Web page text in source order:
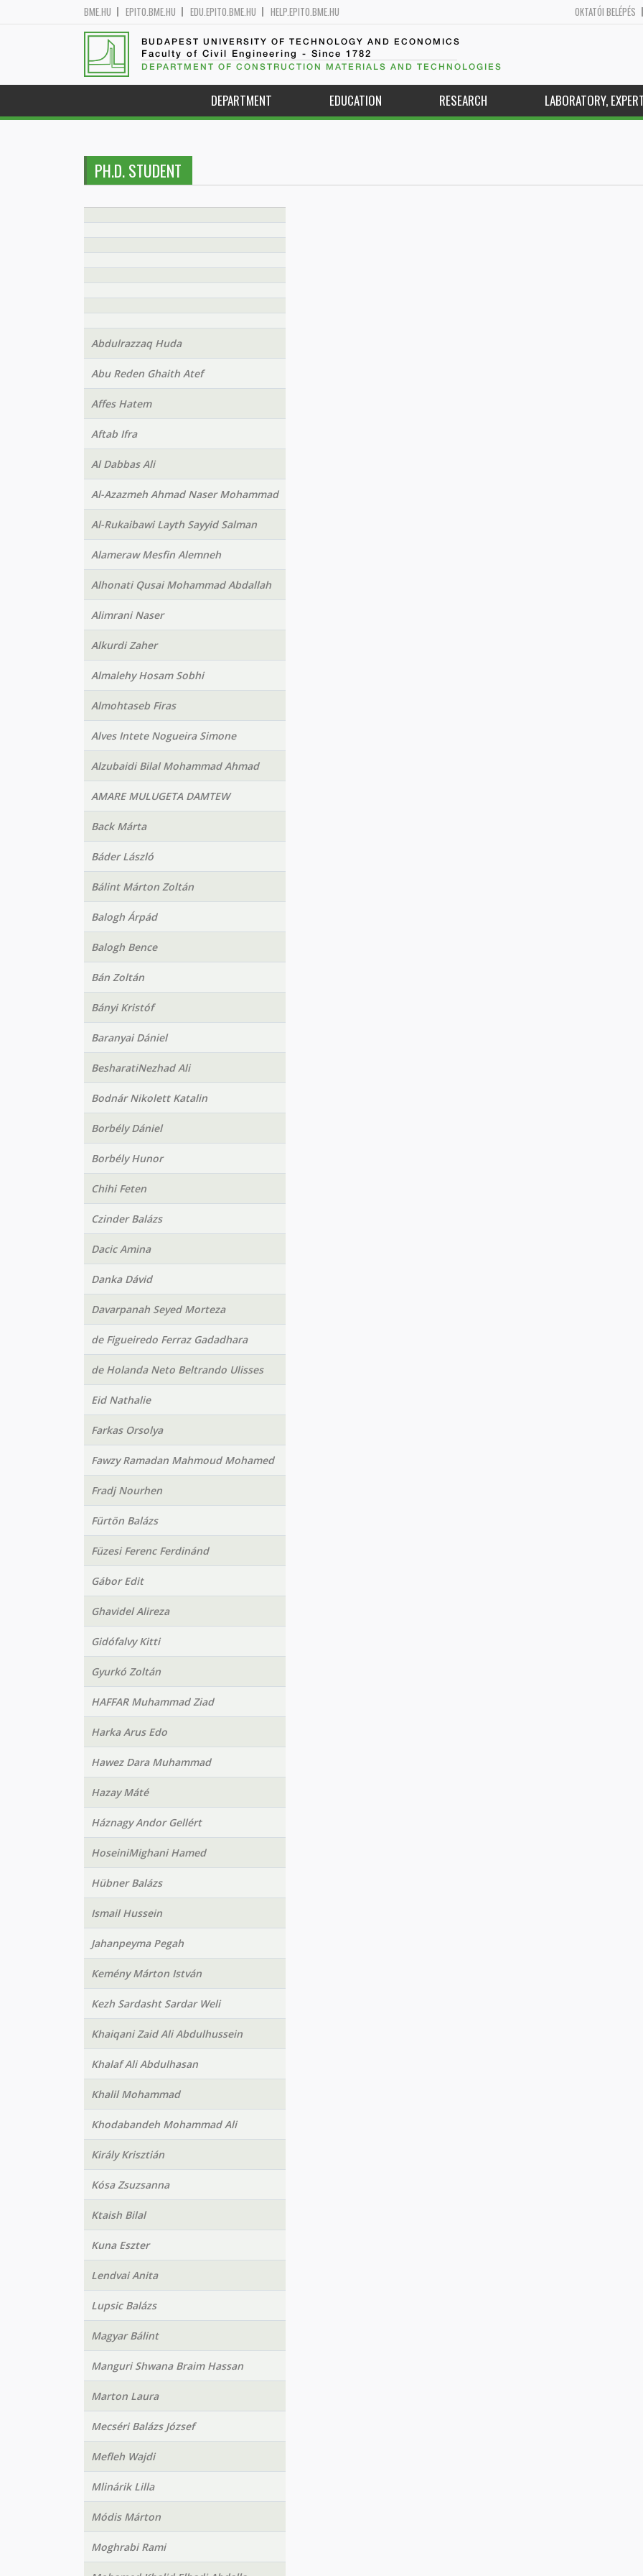
BME.HU EPITO.BME.HU EDU.EPITO.BME.HU HELP.EPITO.BME.HU OKTATÓI BELÉPÉS
BUDAPEST UNIVERSITY OF TECHNOLOGY AND ECONOMICS
Faculty of Civil Engineering - Since 1782
DEPARTMENT OF CONSTRUCTION MATERIALS AND TECHNOLOGIES
DEPARTMENT EDUCATION RESEARCH LABORATORY,
PH.D. STUDENT
Abdulrazzaq Huda
Abu Reden Ghaith Atef
Affes Hatem
Aftab Ifra
Al Dabbas Ali
Al-Azazmeh Ahmad Naser Mohammad
Al-Rukaibawi Layth Sayyid Salman
Alameraw Mesfin Alemneh
Alhonati Qusai Mohammad Abdallah
Alimrani Naser
Alkurdi Zaher
Almalehy Hosam Sobhi
Almohtaseb Firas
Alves Intete Nogueira Simone
Alzubaidi Bilal Mohammad Ahmad
AMARE MULUGETA DAMTEW
Back Márta
Báder László
Bálint Márton Zoltán
Balogh Árpád
Balogh Bence
Bán Zoltán
Bányi Kristóf
Baranyai Dániel
BesharatiNezhad Ali
Bodnár Nikolett Katalin
Borbély Dániel
Borbély Hunor
Chihi Feten
Czinder Balázs
Dacic Amina
Danka Dávid
Davarpanah Seyed Morteza
de Figueiredo Ferraz Gadadhara
de Holanda Neto Beltrando Ulisses
Eid Nathalie
Farkas Orsolya
Fawzy Ramadan Mahmoud Mohamed
Fradj Nourhen
Fürtön Balázs
Füzesi Ferenc Ferdinánd
Gábor Edit
Ghavidel Alireza
Gidófalvy Kitti
Gyurkó Zoltán
HAFFAR Muhammad Ziad
Harka Arus Edo
Hawez Dara Muhammad
Hazay Máté
Háznagy Andor Gellért
HoseiniMighani Hamed
Hübner Balázs
Ismail Hussein
Jahanpeyma Pegah
Kemény Márton István
Kezh Sardasht Sardar Weli
Khaiqani Zaid Ali Abdulhussein
Khalaf Ali Abdulhasan
Khalil Mohammad
Khodabandeh Mohammad Ali
Király Krisztián
Kósa Zsuzsanna
Ktaish Bilal
Kuna Eszter
Lendvai Anita
Lupsic Balázs
Magyar Bálint
Manguri Shwana Braim Hassan
Marton Laura
Mecséri Balázs József
Mefleh Wajdi
Mlinárik Lilla
Módis Márton
Moghrabi Rami